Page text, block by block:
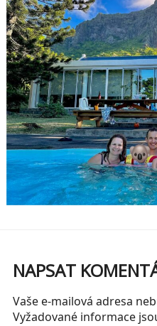
NAPSAT
Vaše e-mailová adresa
Vyžadované informace